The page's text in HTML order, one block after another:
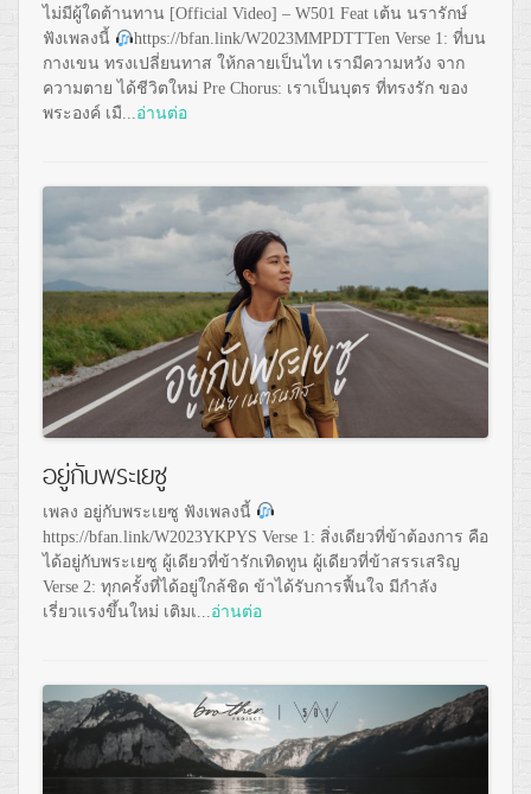
ไม่มีผู้ใดต้านทาน [Official Video] – W501 Feat เต้น นรารักษ์
ฟังเพลงนี้
https://bfan.link/W2023MMPDTTTen Verse 1: ที่บน
กางเขน ทรงเปลี่ยนทาส ให้กลายเป็นไท เรามีความหวัง จาก
ความตาย ได้ชีวิตใหม่ Pre Chorus: เราเป็นบุตร ที่ทรงรัก ของ
พระองค์ เมื...อ่านต่อ
อยู่กับพระเยซู
เพลง อยู่กับพระเยซู ฟังเพลงนี้
https://bfan.link/W2023YKPYS Verse 1: สิ่งเดียวที่ข้าต้องการ คือ
ได้อยู่กับพระเยซู ผู้เดียวที่ข้ารักเทิดทูน ผู้เดียวที่ข้าสรรเสริญ
Verse 2: ทุกครั้งที่ได้อยู่ใกล้ชิด ข้าได้รับการฟื้นใจ มีกำลัง
เรี่ยวแรงขึ้นใหม่ เติมเ...อ่านต่อ